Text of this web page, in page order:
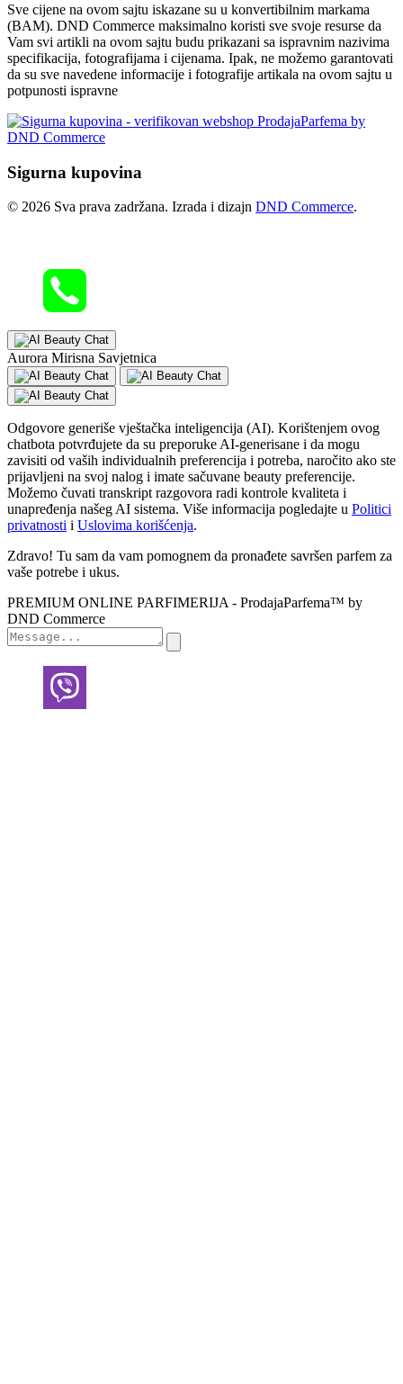
Sve cijene na ovom sajtu iskazane su u konvertibilnim markama
(BAM). DND Commerce maksimalno koristi sve svoje resurse da
Vam svi artikli na ovom sajtu budu prikazani sa ispravnim nazivima
specifikacija, fotografijama i cijenama. Ipak, ne možemo garantovati
da su sve navedene informacije i fotografije artikala na ovom sajtu u
potpunosti ispravne
Sigurna kupovina
© 2026 Sva prava zadržana. Izrada i dizajn DND Commerce.
Aurora Mirisna Savjetnica
Odgovore generiše vještačka inteligencija (AI). Korištenjem ovog
chatbota potvrđujete da su preporuke AI-generisane i da mogu
zavisiti od vaših individualnih preferencija i potreba, naročito ako ste
prijavljeni na svoj nalog i imate sačuvane beauty preferencije.
Možemo čuvati transkript razgovora radi kontrole kvaliteta i
unapređenja našeg AI sistema. Više informacija pogledajte u Politici
privatnosti i Uslovima korišćenja.
Zdravo! Tu sam da vam pomognem da pronađete savršen parfem za
vaše potrebe i ukus.
PREMIUM ONLINE PARFIMERIJA - ProdajaParfema™ by
DND Commerce